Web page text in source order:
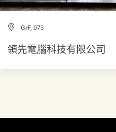
G/F, 073
領先電腦科技有限公司